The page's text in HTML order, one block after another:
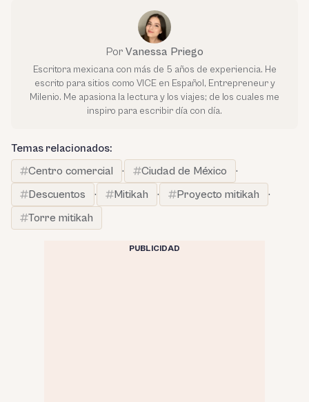
Por Vanessa Priego
Escritora mexicana con más de 5 años de experiencia. He
escrito para sitios como VICE en Español, Entrepreneur y
Milenio. Me apasiona la lectura y los viajes; de los cuales me
inspiro para escribir día con día.
Temas relacionados:
Centro comercial
· Ciudad de México
·
Descuentos
· Mitikah · Proyecto mitikah
·
Torre mitikah
PUBLICIDAD